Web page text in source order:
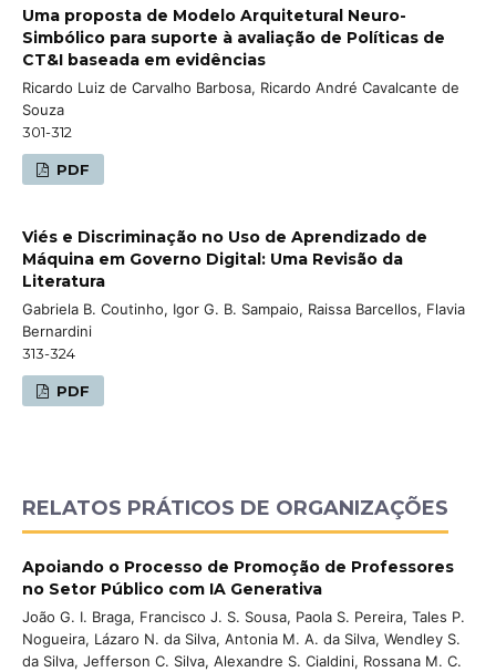
Uma proposta de Modelo Arquitetural Neuro-
Simbólico para suporte à avaliação de Políticas de
CT&I baseada em evidências
Ricardo Luiz de Carvalho Barbosa, Ricardo André Cavalcante de
Souza
301-312
PDF
Viés e Discriminação no Uso de Aprendizado de
Máquina em Governo Digital: Uma Revisão da
Literatura
Gabriela B. Coutinho, Igor G. B. Sampaio, Raissa Barcellos, Flavia
Bernardini
313-324
PDF
RELATOS PRÁTICOS DE ORGANIZAÇÕES
Apoiando o Processo de Promoção de Professores
no Setor Público com IA Generativa
João G. I. Braga, Francisco J. S. Sousa, Paola S. Pereira, Tales P.
Nogueira, Lázaro N. da Silva, Antonia M. A. da Silva, Wendley S.
da Silva, Jefferson C. Silva, Alexandre S. Cialdini, Rossana M. C.